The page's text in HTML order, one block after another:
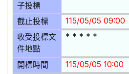
子投標
截止投標 115/05/05 09:00
收受投標文
件地點
* * * * *
開標時間 115/05/05 10:00